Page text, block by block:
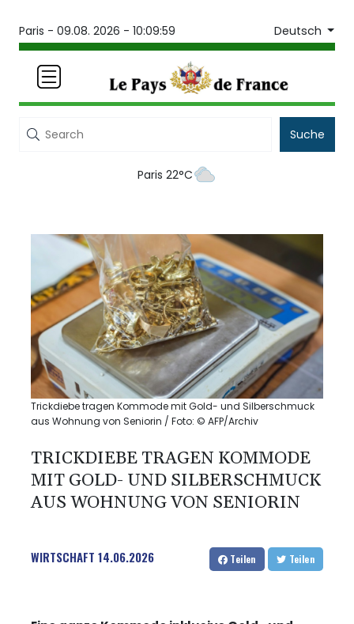
Paris - 09.08. 2026 - 10:09:59 Deutsch
Suche
Paris 22°C
Trickdiebe tragen Kommode mit Gold- und Silberschmuck
aus Wohnung von Seniorin / Foto: © AFP/Archiv
TRICKDIEBE TRAGEN KOMMODE
MIT GOLD- UND SILBERSCHMUCK
AUS WOHNUNG VON SENIORIN
WIRTSCHAFT 14.06.2026 Teilen Teilen